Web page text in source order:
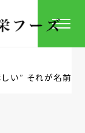
い” それが名前